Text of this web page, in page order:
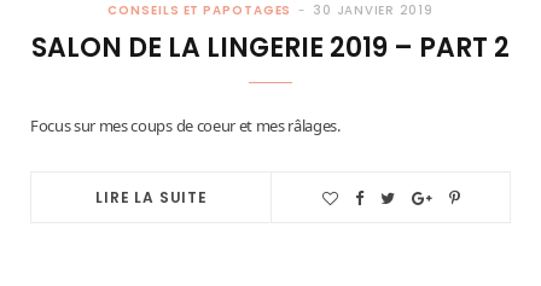
CONSEILS ET PAPOTAGES 30 JANVIER 2019
SALON DE LA LINGERIE 2019 – PART 2
Focus sur mes coups de coeur et mes râlages.
LIRE LA SUITE